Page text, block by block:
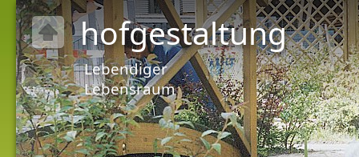
hofgestaltung
Lebendiger
Lebensraum